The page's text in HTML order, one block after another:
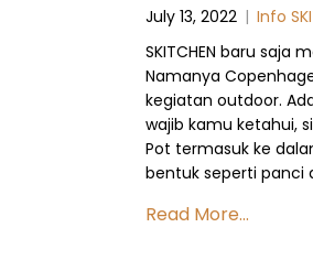
July 13, 2022 | Info
SKITCHEN baru saja
Namanya
kegiatan outdoor.
wajib kamu ketahui,
Pot termasuk ke
bentuk seperti panci
Read More...